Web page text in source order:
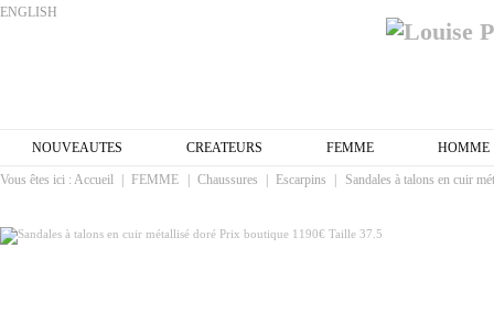
ENGLISH
NOUVEAUTES CREATEURS FEMME HOMME
Vous êtes ici : Accueil FEMME Chaussures Escarpins Sandales à talons en cuir